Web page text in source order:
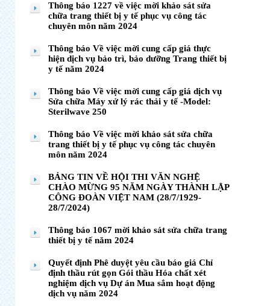
Thông báo 1227 về việc mời khảo sát sửa
chữa trang thiết bị y tế phục vụ công tác
chuyên môn năm 2024
Thông báo Về việc mời cung cấp giá thực
hiện dịch vụ bảo trì, bảo dưỡng Trang thiết bị
y tế năm 2024
Thông báo Về việc mời cung cấp giá dịch vụ
Sửa chữa Máy xử lý rác thải y tế -Model:
Sterilwave 250
Thông báo Về việc mời khảo sát sửa chữa
trang thiết bị y tế phục vụ công tác chuyên
môn năm 2024
BẢNG TIN VỀ HỘI THI VĂN NGHỆ
CHÀO MỪNG 95 NĂM NGÀY THÀNH LẬP
CÔNG ĐOÀN VIỆT NAM (28/7/1929-
28/7/2024)
Thông báo 1067 mời khảo sát sửa chữa trang
thiết bị y tế năm 2024
Quyết định Phê duyệt yêu cầu báo giá Chỉ
định thầu rút gọn Gói thầu Hóa chất xét
nghiệm dịch vụ Dự án Mua sắm hoạt động
dịch vụ năm 2024